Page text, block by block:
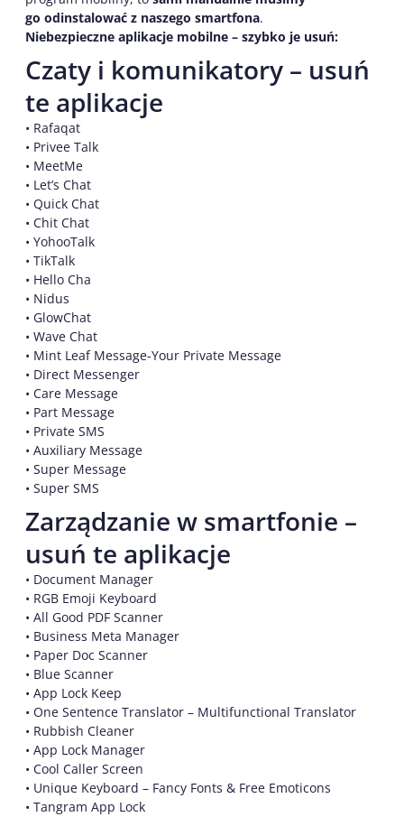
go odinstalować z naszego smartfona.
Niebezpieczne aplikacje mobilne – szybko je usuń:
Czaty i komunikatory – usuń
te aplikacje
• Rafaqat
• Privee Talk
• MeetMe
• Let’s Chat
• Quick Chat
• Chit Chat
• YohooTalk
• TikTalk
• Hello Cha
• Nidus
• GlowChat
• Wave Chat
• Mint Leaf Message-Your Private Message
• Direct Messenger
• Care Message
• Part Message
• Private SMS
• Auxiliary Message
• Super Message
• Super SMS
Zarządzanie w smartfonie –
usuń te aplikacje
• Document Manager
• RGB Emoji Keyboard
• All Good PDF Scanner
• Business Meta Manager
• Paper Doc Scanner
• Blue Scanner
• App Lock Keep
• One Sentence Translator – Multifunctional Translator
• Rubbish Cleaner
• App Lock Manager
• Cool Caller Screen
• Unique Keyboard – Fancy Fonts & Free Emoticons
• Tangram App Lock